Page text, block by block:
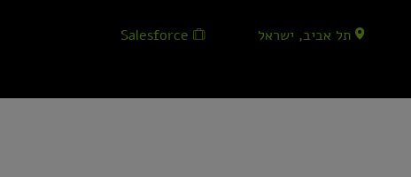
תל אביב, ישראל Salesforce